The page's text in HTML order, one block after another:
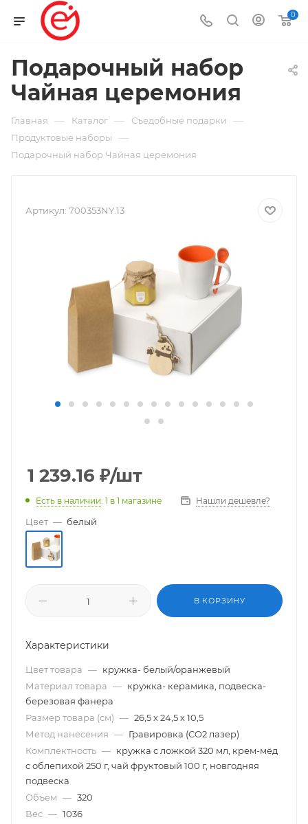
0
Подарочный набор
Чайная церемония
Главная — Каталог — Съедобные подарки —
Продуктовые наборы —
Подарочный набор Чайная церемония
Артикул: 700353NY.13
1 239.16 ₽/шт
Есть в наличии: 1 в 1 магазине Нашли дешевле?
Цвет — белый
В КОРЗИНУ
Характеристики
Цвет товара — кружка- белый/оранжевый
Материал товара — кружка- керамика, подвеска-
березовая фанера
Размер товара (см) — 26,5 х 24,5 х 10,5
Метод нанесения — Гравировка (CO2 лазер)
Комплектность — кружка с ложкой 320 мл, крем-мёд
с облепихой 250 г, чай фруктовый 100 г, новгодняя
подвеска
Объем — 320
Вес — 1036